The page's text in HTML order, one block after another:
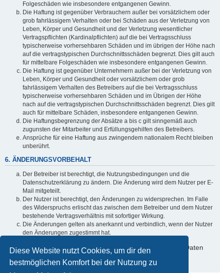
Diese Website nutzt Cookies, um dir den
bestmöglichen Komfort bei der Nutzung zu
Folgeschäden wie insbesondere entgangenen Gewinn.
Die Haftung ist gegenüber Verbrauchern außer bei vorsätzlichem oder
grob fahrlässigem Verhalten oder bei Schäden aus der Verletzung von
Leben, Körper und Gesundheit und der Verletzung wesentlicher
Vertragspflichten (Kardinalpflichten) auf die bei Vertragsschluss
typischerweise vorhersehbaren Schäden und im übrigen der Höhe nach
auf die vertragstypischen Durchschnittsschäden begrenzt. Dies gilt auch
für mittelbare Folgeschäden wie insbesondere entgangenen Gewinn.
Die Haftung ist gegenüber Unternehmern außer bei der Verletzung von
Leben, Körper und Gesundheit oder vorsätzlichem oder grob
fahrlässigem Verhalten des Betreibers auf die bei Vertragsschluss
typischerweise vorhersehbaren Schäden und im Übrigen der Höhe
nach auf die vertragstypischen Durchschnittsschäden begrenzt. Dies gilt
auch für mittelbare Schäden, insbesondere entgangenen Gewinn.
Die Haftungsbegrenzung der Absätze a bis c gilt sinngemäß auch
zugunsten der Mitarbeiter und Erfüllungsgehilfen des Betreibers.
Ansprüche für eine Haftung aus zwingendem nationalem Recht bleiben
unberührt.
6. ÄNDERUNGSVORBEHALT
Der Betreiber ist berechtigt, die Nutzungsbedingungen und die
Datenschutzerklärung zu ändern. Die Änderung wird dem Nutzer per E-
Mail mitgeteilt.
Der Nutzer ist berechtigt, den Änderungen zu widersprechen. Im Falle
des Widerspruchs erlischt das zwischen dem Betreiber und dem Nutzer
bestehende Vertragsverhältnis mit sofortiger Wirkung.
Die Änderungen gelten als anerkannt und verbindlich, wenn der Nutzer
den Änderungen zugestimmt hat.
Informationen über den Umgang mit deinen persönlichen Daten
sind in der Datenschutzerklärung enthalten.